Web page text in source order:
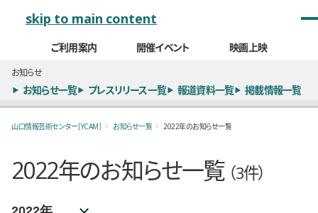
skip to main content
ご利用案内 開催イベント 映画上映
お知らせ
お知らせ一覧 プレスリリース一覧 報道資料一覧 掲載情報一覧
山口情報芸術センター［YCAM］ お知らせ一覧 2022年のお知らせ一覧
2022年のお知らせ一覧 （3件）
年別お知らせ一覧
選択するとページが移動します。